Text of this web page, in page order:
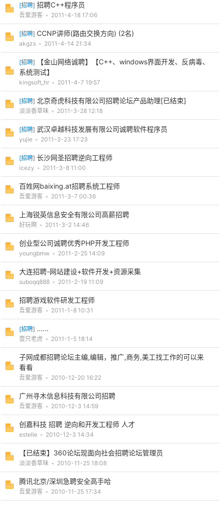
破
解
52
po
[招聘] 招聘C++程序员
吾爱游客 • 2011-4-18 17:06
[招聘] CCNP讲师(路由交换方向) (2名)
akgzs • 2011-4-14 21:34
[招聘]
【金山网络诚聘】【C++、windows界面开发、反病毒、
系统测试】
kingsoft_hr • 2011-4-7 19:57
[招聘] 北京奇虎科技有限公司招聘论坛产品助理[已结束]
淡淡香草味 • 2011-3-28 12:18
[招聘] 武汉卓越科技发展有限公司诚聘软件程序员
yujie • 2011-3-23 17:23
[招聘] 长沙网圣招聘逆向工程师
icezy • 2011-3-8 11:00
百姓网baixing.at招聘系统工程师
吾爱游客 • 2011-3-7 00:36
上海锐英信息安全有限公司高薪招聘
好玩啊 • 2011-3-2 14:46
创业型公司诚聘优秀PHP开发工程师
youngbmw • 2011-2-25 14:09
大连招聘-网站建设+软件开发+资源采集
suboqq888 • 2011-2-19 11:09
招聘游戏软件研发工程师
吾爱游客 • 2011-1-8 10:31
[招聘] ......
壹只老虎 • 2011-1-5 18:14
子网成都招聘论坛主编,编辑，推广,商务,美工找工作的可以来
看看
吾爱游客 • 2010-12-20 16:22
广州寻木信息科技有限公司招聘
吾爱游客 • 2010-12-3 14:59
创嘉科技 招聘 逆向和开发工程师 人才
estelle • 2010-12-3 14:34
【已结束】360论坛现面向社会招聘论坛管理员
淡淡香草味 • 2010-11-25 18:08
腾讯北京/深圳急聘安全高手哈
吾爱游客 • 2010-11-25 17:34